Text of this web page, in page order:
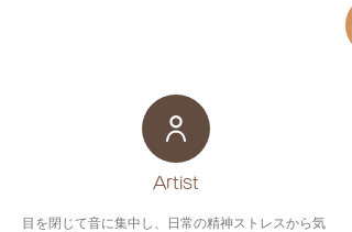
​Artist
目を閉じて音に集中し、日常の精神ストレスから気